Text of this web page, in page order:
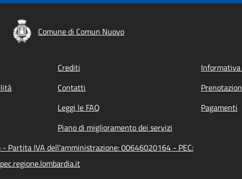
Comune di Comun Nuovo
Crediti
Contatti
Leggi le FAQ Pagamenti
Piano di miglioramento dei servizi
- Partita IVA dell'amministrazione: 00646020164 - PEC: